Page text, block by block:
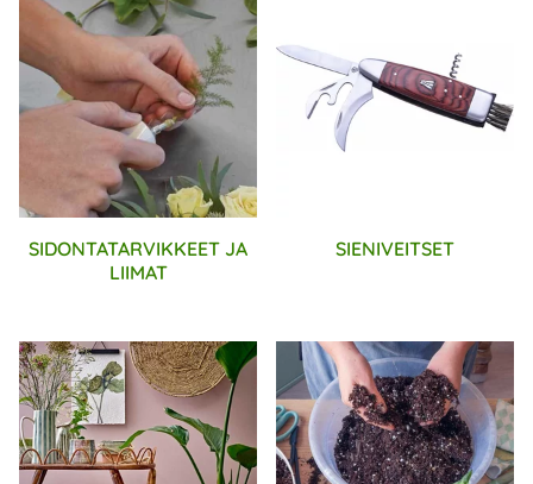
SIDONTATARVIKKEET JA
LIIMAT
SIENIVEITSET